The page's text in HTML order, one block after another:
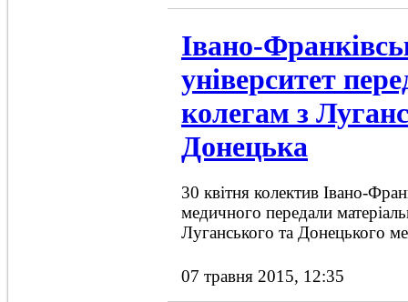
Івано-
університет
колегам з
Донецька
30 квітня колектив Івано-
медичного передали
Луганського та Донецького
07 травня 2015, 12:35